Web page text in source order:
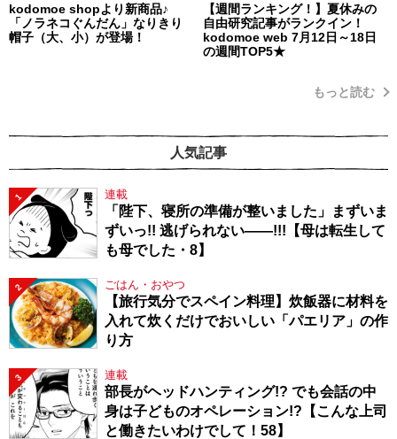
kodomoe shopより新商品♪
「ノラネコぐんだん」なりきり
帽子（大、小）が登場！
【週間ランキング！】夏休みの
自由研究記事がランクイン！
kodomoe web 7月12日～18日
の週間TOP5★
もっと読む
人気記事
1 連載
「陛下、寝所の準備が整いました」まずいま
ずいっ!! 逃げられない――!!!【母は転生して
も母でした・8】
2 ごはん・おやつ
【旅行気分でスペイン料理】炊飯器に材料を
入れて炊くだけでおいしい「パエリア」の作
り方
3 連載
部長がヘッドハンティング!? でも会話の中
身は子どものオペレーション!?【こんな上司
と働きたいわけでして！58】